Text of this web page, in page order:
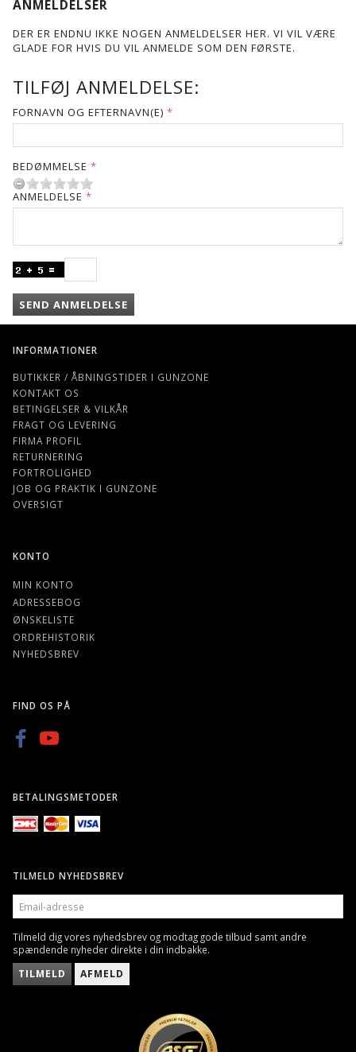
ANMELDELSER
DER ER ENDNU IKKE NOGEN ANMELDELSER HER. VI VIL VÆRE
GLADE FOR HVIS DU VIL ANMELDE SOM DEN FØRSTE.
TILFØJ ANMELDELSE:
FORNAVN OG EFTERNAVN(E)
BEDØMMELSE
ANMELDELSE
SEND ANMELDELSE
INFORMATIONER
BUTIKKER / ÅBNINGSTIDER I GUNZONE
KONTAKT OS
BETINGELSER & VILKÅR
FRAGT OG LEVERING
FIRMA PROFIL
RETURNERING
FORTROLIGHED
JOB OG PRAKTIK I GUNZONE
OVERSIGT
KONTO
MIN KONTO
ADRESSEBOG
ØNSKELISTE
ORDREHISTORIK
NYHEDSBREV
FIND OS PÅ
BETALINGSMETODER
TILMELD NYHEDSBREV
EMAIL-
ADRESSE
Tilmeld dig vores nyhedsbrev og modtag gode tilbud samt andre
spændende nyheder direkte i din indbakke.
TILMELD AFMELD